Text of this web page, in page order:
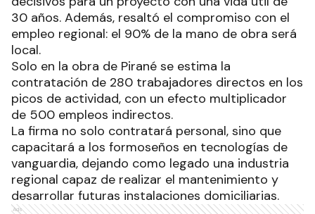
30 años. Además, resaltó el compromiso con el
empleo regional: el 90% de la mano de obra será
local.
Solo en la obra de Pirané se estima la
contratación de 280 trabajadores directos en los
picos de actividad, con un efecto multiplicador
de 500 empleos indirectos.
La firma no solo contratará personal, sino que
capacitará a los formoseños en tecnologías de
vanguardia, dejando como legado una industria
regional capaz de realizar el mantenimiento y
desarrollar futuras instalaciones domiciliarias.
Ads